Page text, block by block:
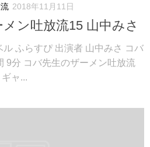
2018年11月11日
ン吐放流15 山中みさ
ふらすぴ 出演者 山中みさ コバ
9分 コバ先生のザーメン吐放流
ャ...